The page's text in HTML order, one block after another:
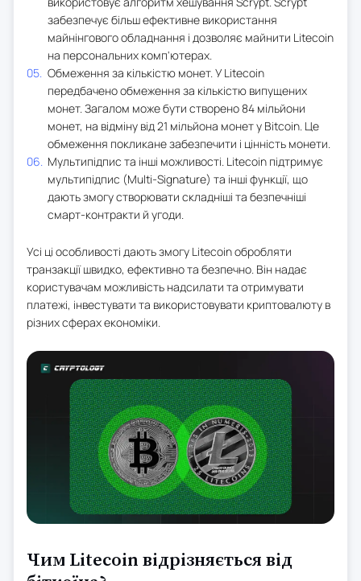
забезпечує більш ефективне використання
майнінгового обладнання і дозволяє майнити Litecoin
на персональних комп'ютерах.
Обмеження за кількістю монет. У Litecoin
передбачено обмеження за кількістю випущених
монет. Загалом може бути створено 84 мільйони
монет, на відміну від 21 мільйона монет у Bitcoin. Це
обмеження покликане забезпечити і цінність монети.
Мультипідпис та інші можливості. Litecoin підтримує
мультипідпис (Multi-Signature) та інші функції, що
дають змогу створювати складніші та безпечніші
смарт-контракти й угоди.
Усі ці особливості дають змогу Litecoin обробляти
транзакції швидко, ефективно та безпечно. Він надає
користувачам можливість надсилати та отримувати
платежі, інвестувати та використовувати криптовалюту в
різних сферах економіки.
Чим Litecoin відрізняється від